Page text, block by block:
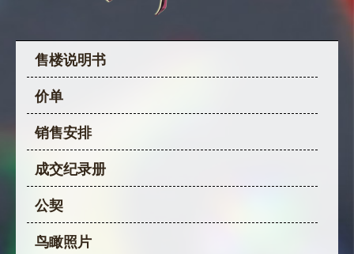
售楼说明书
价单
销售安排
成交纪录册
公契
鸟瞰照片